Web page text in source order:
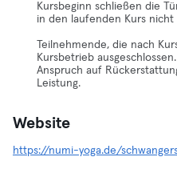
Kursbeginn schließen die
in den laufenden Kurs nicht
Teilnehmende, die nach
Kursbetrieb
Anspruch auf
Leistung.
Website
https://numi-yoga.de/